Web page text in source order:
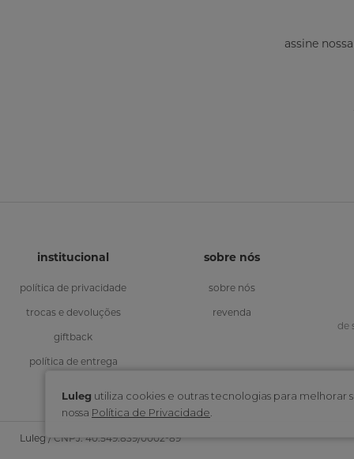
Luleg utiliza cookies e outras tecnologias para
nossa Política de Privacidade
assine
institucional
política de privacidade
trocas e devoluções
giftback
política de entrega
sobre nós
sobre nós
revenda
de
Luleg / CNPJ: 40.549.839/0002-89